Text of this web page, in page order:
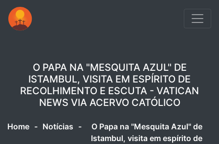
O PAPA NA "MESQUITA AZUL" DE
ISTAMBUL, VISITA EM ESPÍRITO DE
RECOLHIMENTO E ESCUTA - VATICAN
NEWS VIA ACERVO CATÓLICO
Home - Notícias -
O Papa na "Mesquita Azul" de
Istambul, visita em espírito de